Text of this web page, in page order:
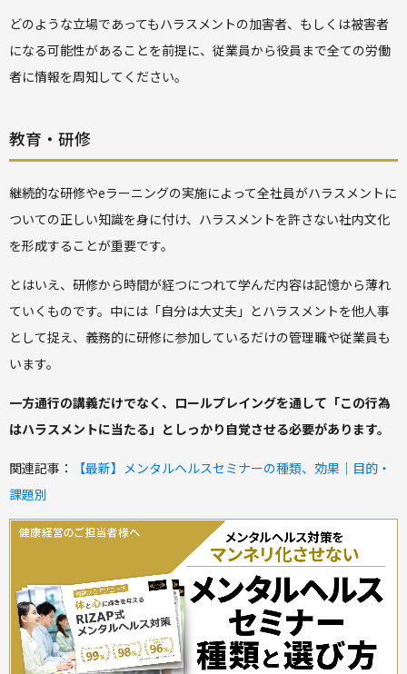
どのような立場であってもハラスメントの加害者、もしくは被害者
になる可能性があることを前提に、従業員から役員まで全ての労働
者に情報を周知してください。
教育・研修
継続的な研修やeラーニングの実施によって全社員がハラスメントに
ついての正しい知識を身に付け、ハラスメントを許さない社内文化
を形成することが重要です。
とはいえ、研修から時間が経つにつれて学んだ内容は記憶から薄れ
ていくものです。中には「自分は大丈夫」とハラスメントを他人事
として捉え、義務的に研修に参加しているだけの管理職や従業員も
います。
一方通行の講義だけでなく、ロールプレイングを通して「この行為
はハラスメントに当たる」としっかり自覚させる必要があります。
関連記事：
【最新】メンタルヘルスセミナーの種類、効果｜目的・
課題別